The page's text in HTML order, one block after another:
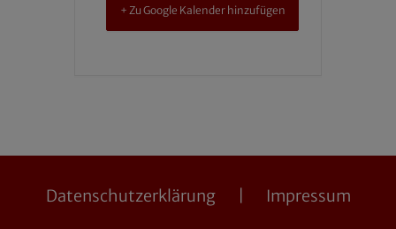
+ Zu Google Kalender hinzufügen
Datenschutzerklärung Impressum